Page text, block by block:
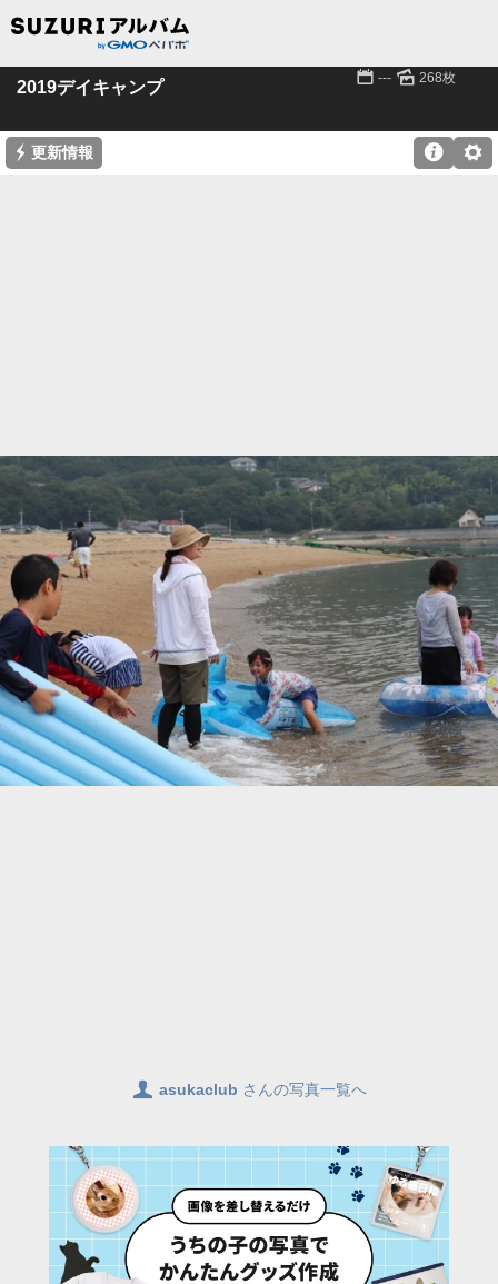
2019デイキャンプ 📅 --- 🌄 268枚
⚡ 更新情報 ⚙

👤 asukaclub さんの写真一覧へ